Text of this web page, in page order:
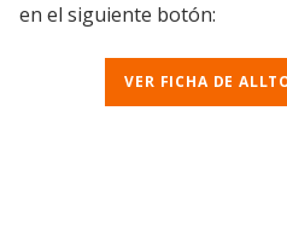
en el siguiente botón:
VER FICHA DE